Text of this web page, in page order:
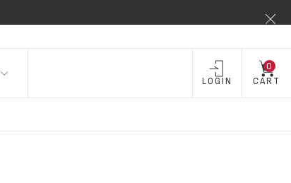
飲料
LOGIN
0
CART